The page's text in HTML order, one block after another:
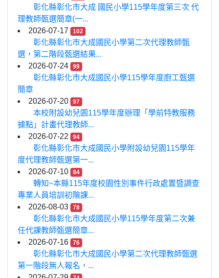
彰化縣彰化市大成 國民小學115學年度第三次 代
理教師甄選簡章(一...
2026-07-17
102
彰化縣彰化市大成國民小學第二次代理教師甄
選，第二階段甄選結果...
2026-07-24
99
彰化縣彰化市大成國民小學115學年度廚工甄選
簡章
2026-07-20
97
本校附設幼兒園115學年度辦理「學前特教服務
據點」計畫代理教師...
2026-07-22
94
彰化縣彰化市大成國民小學附設幼兒園115學年
度代理教師甄選第一...
2026-07-10
84
轉知~本縣115年度校園性別事件行政處置暨調查
專業人員培訓初階課...
2026-08-03
78
彰化縣彰化市大成國民小學115學年度第二次兼
任代課教師甄選簡章...
2026-07-16
76
彰化縣彰化市大成國民小學第二次代理教師甄選
第一階段無人報名，...